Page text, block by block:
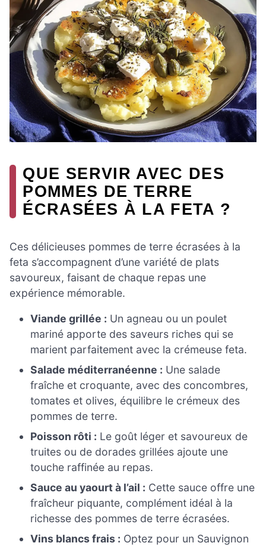
QUE SERVIR AVEC DES
POMMES DE TERRE
ÉCRASÉES À LA FETA ?
Ces délicieuses pommes de terre écrasées à la
feta s’accompagnent d’une variété de plats
savoureux, faisant de chaque repas une
expérience mémorable.
Viande grillée : Un agneau ou un poulet
mariné apporte des saveurs riches qui se
marient parfaitement avec la crémeuse feta.
Salade méditerranéenne : Une salade
fraîche et croquante, avec des concombres,
tomates et olives, équilibre le crémeux des
pommes de terre.
Poisson rôti : Le goût léger et savoureux de
truites ou de dorades grillées ajoute une
touche raffinée au repas.
Sauce au yaourt à l’ail : Cette sauce offre une
fraîcheur piquante, complément idéal à la
richesse des pommes de terre écrasées.
Vins blancs frais : Optez pour un Sauvignon